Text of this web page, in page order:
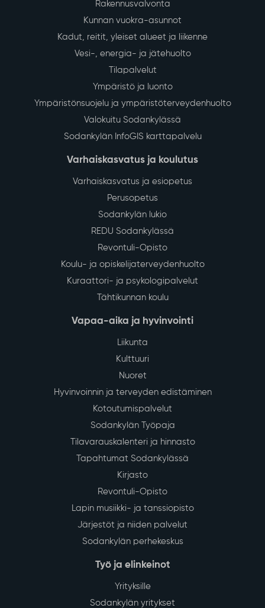
Rakennusvalvonta
Kunnan vuokra-asunnot
Kadut, reitit, yleiset alueet ja liikenne
Vesi-, energia- ja jätehuolto
Tilapalvelut
Ympäristö ja luonto
Ympäristönsuojelu ja ympäristöterveydenhuolto
Valokuitu Sodankylässä
Sodankylän InfoGIS karttapalvelu
Varhaiskasvatus ja koulutus
Varhaiskasvatus ja esiopetus
Perusopetus
Sodankylän lukio
REDU Sodankylässä
Revontuli-Opisto
Koulu- ja opiskelijaterveydenhuolto
Kuraattori- ja psykologipalvelut
Tähtikunnan koulu
Vapaa-aika ja hyvinvointi
Liikunta
Kulttuuri
Nuoret
Hyvinvoinnin ja terveyden edistäminen
Kotoutumispalvelut
Sodankylän Työpaja
Tilavarauskalenteri ja hinnasto
Tapahtumat Sodankylässä
Kirjasto
Revontuli-Opisto
Lapin musiikki- ja tanssiopisto
Järjestöt ja niiden palvelut
Sodankylän perhekeskus
Työ ja elinkeinot
Yrityksille
Sodankylän yritykset